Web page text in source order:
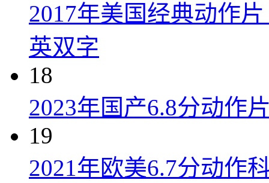
2017年美国经典动作
英双字
18
2023年国产6.8分动作
19
2021年欧美6.7分动作